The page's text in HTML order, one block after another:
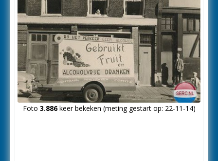
Foto 3.886keer bekeken (meting gestart op: 22-11-14)